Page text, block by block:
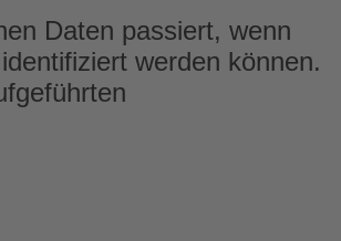
Daten passiert, wenn
werden können.